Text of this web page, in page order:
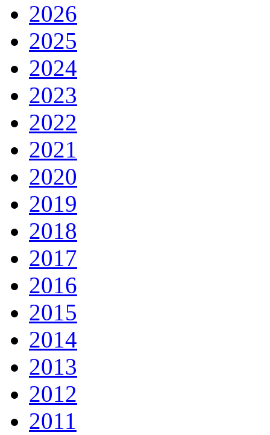
2026
2025
2024
2023
2022
2021
2020
2019
2018
2017
2016
2015
2014
2013
2012
2011